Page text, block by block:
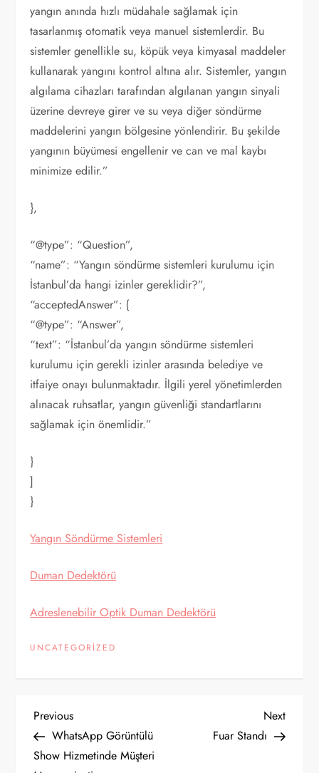
yangın anında hızlı müdahale sağlamak için
tasarlanmış otomatik veya manuel sistemlerdir. Bu
sistemler genellikle su, köpük veya kimyasal maddeler
kullanarak yangını kontrol altına alır. Sistemler, yangın
algılama cihazları tarafından algılanan yangın sinyali
üzerine devreye girer ve su veya diğer söndürme
maddelerini yangın bölgesine yönlendirir. Bu şekilde
yangının büyümesi engellenir ve can ve mal kaybı
minimize edilir.”
},
“@type”: “Question”,
“name”: “Yangın söndürme sistemleri kurulumu için
İstanbul’da hangi izinler gereklidir?”,
“acceptedAnswer”: {
“@type”: “Answer”,
“text”: “İstanbul’da yangın söndürme sistemleri
kurulumu için gerekli izinler arasında belediye ve
itfaiye onayı bulunmaktadır. İlgili yerel yönetimlerden
alınacak ruhsatlar, yangın güvenliği standartlarını
sağlamak için önemlidir.”
}
]
}
Yangın Söndürme Sistemleri
Duman Dedektörü
Adreslenebilir Optik Duman Dedektörü
UNCATEGORIZED
Y
a
Previous
Post
Previous
WhatsApp Görüntülü
Show Hizmetinde Müşteri
Next
Post
Next
Fuar Standı